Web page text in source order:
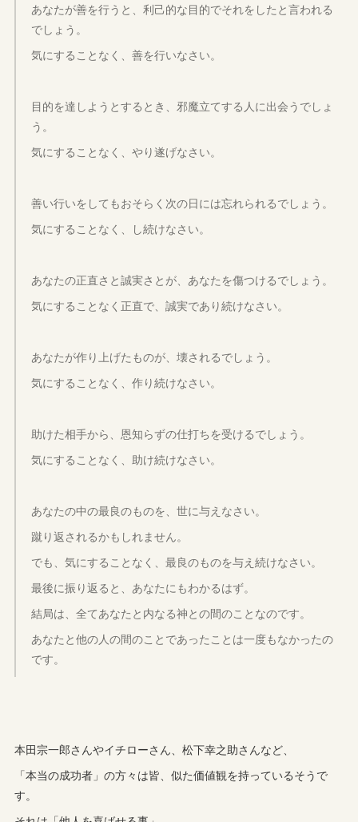
あなたが善を行うと、利己的な目的でそれをしたと言われる
でしょう。
気にすることなく、善を行いなさい。
目的を達しようとするとき、邪魔立てする人に出会うでしょ
う。
気にすることなく、やり遂げなさい。
善い行いをしてもおそらく次の日には忘れられるでしょう。
気にすることなく、し続けなさい。
あなたの正直さと誠実さとが、あなたを傷つけるでしょう。
気にすることなく正直で、誠実であり続けなさい。
あなたが作り上げたものが、壊されるでしょう。
気にすることなく、作り続けなさい。
助けた相手から、恩知らずの仕打ちを受けるでしょう。
気にすることなく、助け続けなさい。
あなたの中の最良のものを、世に与えなさい。
蹴り返されるかもしれません。
でも、気にすることなく、最良のものを与え続けなさい。
最後に振り返ると、あなたにもわかるはず。
結局は、全てあなたと内なる神との間のことなのです。
あなたと他の人の間のことであったことは一度もなかったの
です。
本田宗一郎さんやイチローさん、松下幸之助さんなど、
「本当の成功者」の方々は皆、似た価値観を持っているそうで
す。